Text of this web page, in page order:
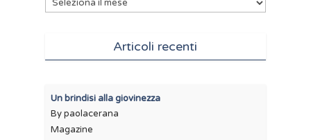
Articoli recenti
Un brindisi alla giovinezza
By paolacerana
Magazine